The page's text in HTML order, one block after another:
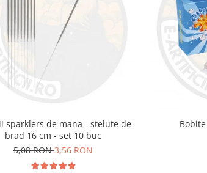
sparklers de mana - stelute de
brad 16 cm - set 10 buc
5,08 RON3,56 RON
Bobite